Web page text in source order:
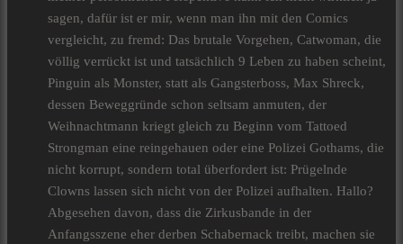
sagen, dafür ist er mir, wenn man ihn mit den Comics
vergleicht, zu fremd: Das brutale Vorgehen, Catwoman, die
völlig verrückt ist und tatsächlich 9 Leben zu haben scheint,
Pinguin als Monster, statt als Gangsterboss, Max Shreck,
dessen Beweggründe schon seltsam anmuten, der
Weihnachtmann kriegt gleich zu Beginn vom Tattoed
Strongman eine reingehauen oder eine Polizei Gothams, die
nicht korrupt, sondern total überfordert ist: Prügelnde
Clowns lassen sich nicht von der Polizei aufhalten. Hallo?
Abgesehen davon, dass die Zirkusbande in der
Anfangsszene eher derben Schabernack treibt, machen sie